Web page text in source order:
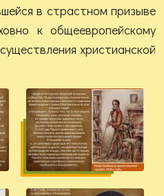
в страстном призыве
к общеевропейскому
христианской